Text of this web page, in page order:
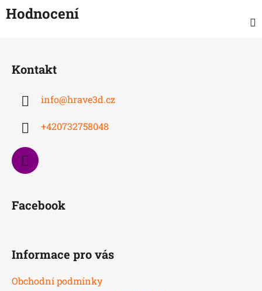
Hodnocení
Kontakt
info@hrave3d.cz
+420732758048
Facebook
Informace pro vás
Obchodní podmínky